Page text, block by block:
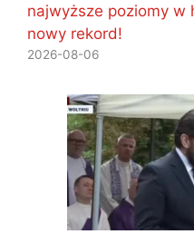
najwyższe poziomy w
nowy rekord!
2026-08-06